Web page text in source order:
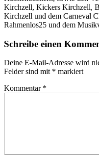
Kirchzell, Kickers Kirchzell,
Kirchzell und dem Carneval
Rahmenlos25 und dem
Schreibe einen
Deine E-Mail-Adresse wird
Felder sind mit * markiert
Kommentar *